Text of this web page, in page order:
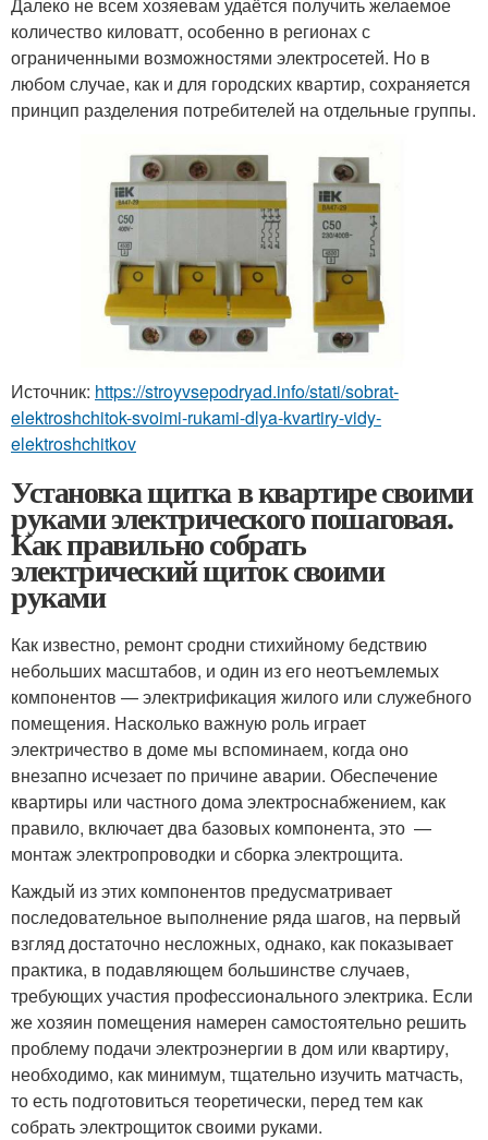
количество киловатт, особенно в регионах с
ограниченными возможностями электросетей. Но в
любом случае, как и для городских квартир, сохраняется
принцип разделения потребителей на отдельные группы.
Источник: https://stroyvsepodryad.info/stati/sobrat-
elektroshchitok-svoimi-rukami-dlya-kvartiry-vidy-
elektroshchitkov
Установка щитка в квартире своими
руками электрического пошаговая.
Как правильно собрать
электрический щиток своими
руками
Как известно, ремонт сродни стихийному бедствию
небольших масштабов, и один из его неотъемлемых
компонентов — электрификация жилого или служебного
помещения. Насколько важную роль играет
электричество в доме мы вспоминаем, когда оно
внезапно исчезает по причине аварии. Обеспечение
квартиры или частного дома электроснабжением, как
правило, включает два базовых компонента, это —
монтаж электропроводки и сборка электрощита.
Каждый из этих компонентов предусматривает
последовательное выполнение ряда шагов, на первый
взгляд достаточно несложных, однако, как показывает
практика, в подавляющем большинстве случаев,
требующих участия профессионального электрика. Если
же хозяин помещения намерен самостоятельно решить
проблему подачи электроэнергии в дом или квартиру,
необходимо, как минимум, тщательно изучить матчасть,
то есть подготовиться теоретически, перед тем как
собрать электрощиток своими руками.